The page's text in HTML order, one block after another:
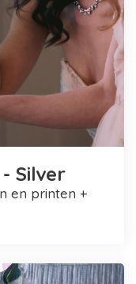
Silver